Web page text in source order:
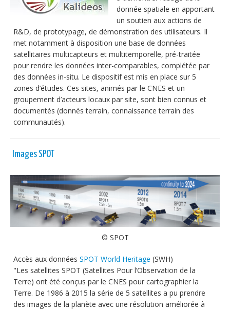
donnée spatiale en apportant
un soutien aux actions de
R&D, de prototypage, de démonstration des utilisateurs. Il
met notamment à disposition une base de données
satellitaires multicapteurs et multitemporelle, pré-traitée
pour rendre les données inter-comparables, complétée par
des données in-situ. Le dispositif est mis en place sur 5
zones d’études. Ces sites, animés par le CNES et un
groupement d’acteurs locaux par site, sont bien connus et
documentés (donnés terrain, connaissance terrain des
communautés).
Images SPOT
© SPOT
Accès aux données SPOT World Heritage (SWH)
"Les satellites SPOT (Satellites Pour l’Observation de la
Terre) ont été conçus par le CNES pour cartographier la
Terre. De 1986 à 2015 la série de 5 satellites a pu prendre
des images de la planète avec une résolution améliorée à